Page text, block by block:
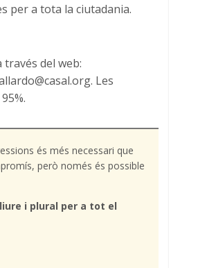
per a tota la ciutadania.
del web:
Les
és més necessari que
però només és possible
i plural per a tot el